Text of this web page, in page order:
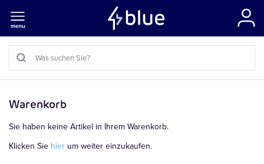
Warenkorb
Sie haben keine Artikel in Ihrem Warenkorb.
Klicken Sie hier um weiter einzukaufen.